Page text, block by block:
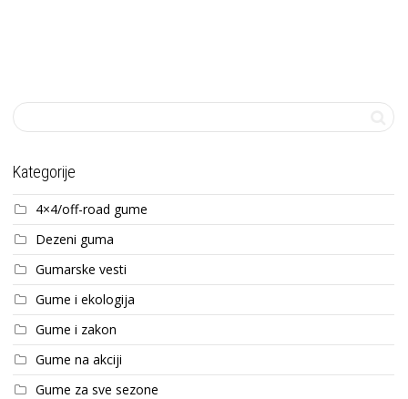
Kategorije
4×4/off-road gume
Dezeni guma
Gumarske vesti
Gume i ekologija
Gume i zakon
Gume na akciji
Gume za sve sezone